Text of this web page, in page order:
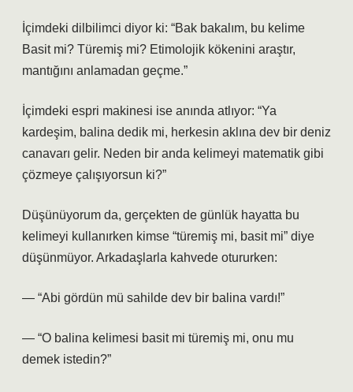
İçimdeki dilbilimci diyor ki: “Bak bakalım, bu kelime
Basit mi? Türemiş mi? Etimolojik kökenini araştır,
mantığını anlamadan geçme.”
İçimdeki espri makinesi ise anında atlıyor: “Ya
kardeşim, balina dedik mi, herkesin aklına dev bir deniz
canavarı gelir. Neden bir anda kelimeyi matematik gibi
çözmeye çalışıyorsun ki?”
Düşünüyorum da, gerçekten de günlük hayatta bu
kelimeyi kullanırken kimse “türemiş mi, basit mi” diye
düşünmüyor. Arkadaşlarla kahvede otururken:
— “Abi gördün mü sahilde dev bir balina vardı!”
— “O balina kelimesi basit mi türemiş mi, onu mu
demek istedin?”